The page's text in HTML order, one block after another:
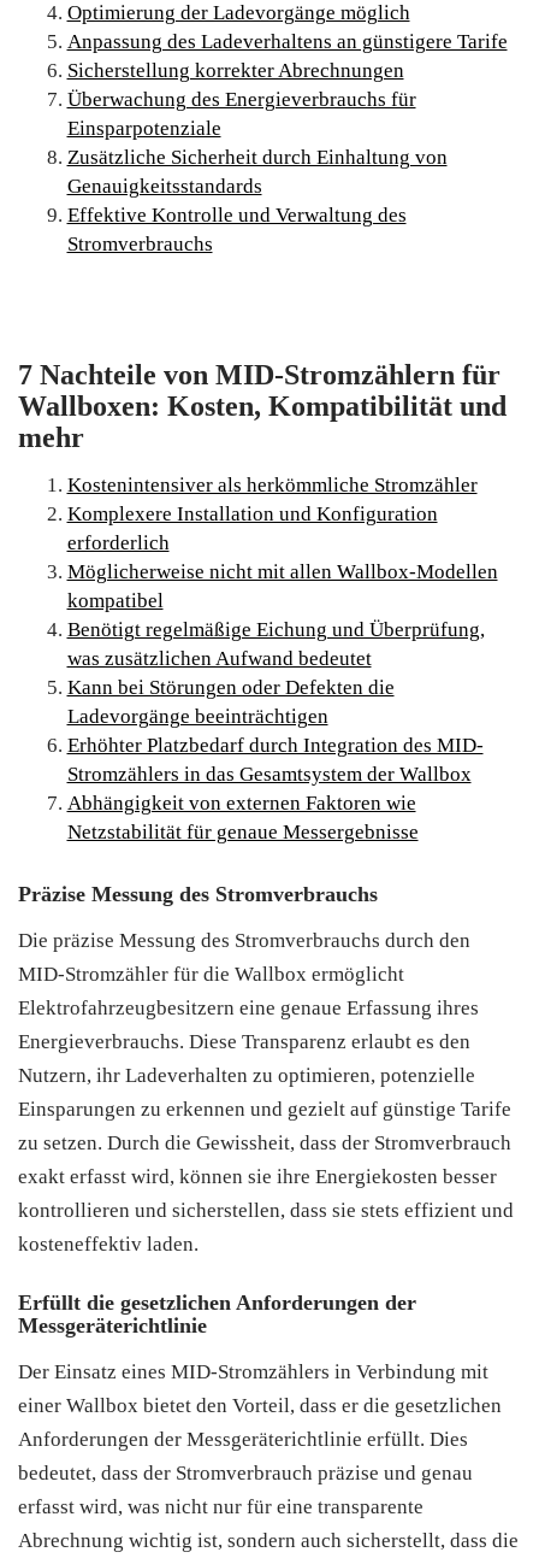
Optimierung der Ladevorgänge möglich
Anpassung des Ladeverhaltens an günstigere Tarife
Sicherstellung korrekter Abrechnungen
Überwachung des Energieverbrauchs für
Einsparpotenziale
Zusätzliche Sicherheit durch Einhaltung von
Genauigkeitsstandards
Effektive Kontrolle und Verwaltung des
Stromverbrauchs
7 Nachteile von MID-Stromzählern für
Wallboxen: Kosten, Kompatibilität und
mehr
Kostenintensiver als herkömmliche Stromzähler
Komplexere Installation und Konfiguration
erforderlich
Möglicherweise nicht mit allen Wallbox-Modellen
kompatibel
Benötigt regelmäßige Eichung und Überprüfung,
was zusätzlichen Aufwand bedeutet
Kann bei Störungen oder Defekten die
Ladevorgänge beeinträchtigen
Erhöhter Platzbedarf durch Integration des MID-
Stromzählers in das Gesamtsystem der Wallbox
Abhängigkeit von externen Faktoren wie
Netzstabilität für genaue Messergebnisse
Präzise Messung des Stromverbrauchs
Die präzise Messung des Stromverbrauchs durch den
MID-Stromzähler für die Wallbox ermöglicht
Elektrofahrzeugbesitzern eine genaue Erfassung ihres
Energieverbrauchs. Diese Transparenz erlaubt es den
Nutzern, ihr Ladeverhalten zu optimieren, potenzielle
Einsparungen zu erkennen und gezielt auf günstige Tarife
zu setzen. Durch die Gewissheit, dass der Stromverbrauch
exakt erfasst wird, können sie ihre Energiekosten besser
kontrollieren und sicherstellen, dass sie stets effizient und
kosteneffektiv laden.
Erfüllt die gesetzlichen Anforderungen der
Messgeräterichtlinie
Der Einsatz eines MID-Stromzählers in Verbindung mit
einer Wallbox bietet den Vorteil, dass er die gesetzlichen
Anforderungen der Messgeräterichtlinie erfüllt. Dies
bedeutet, dass der Stromverbrauch präzise und genau
erfasst wird, was nicht nur für eine transparente
Abrechnung wichtig ist, sondern auch sicherstellt, dass die